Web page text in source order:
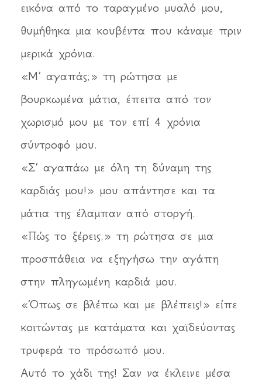
εικόνα από το ταραγμένο μυαλό μου,
θυμήθηκα μια κουβέντα που κάναμε πριν
μερικά χρόνια.
«Μ’ αγαπάς;» τη ρώτησα με
βουρκωμένα μάτια, έπειτα από τον
χωρισμό μου με τον επί 4 χρόνια
σύντροφό μου.
«Σ’ αγαπάω με όλη τη δύναμη της
καρδιάς μου!» μου απάντησε και τα
μάτια της έλαμπαν από στοργή.
«Πώς το ξέρεις;» τη ρώτησα σε μια
προσπάθεια να εξηγήσω την αγάπη
στην πληγωμένη καρδιά μου.
«Όπως σε βλέπω και με βλέπεις!» είπε
κοιτώντας με κατάματα και χαϊδεύοντας
τρυφερά το πρόσωπό μου.
Αυτό το χάδι της! Σαν να έκλεινε μέσα